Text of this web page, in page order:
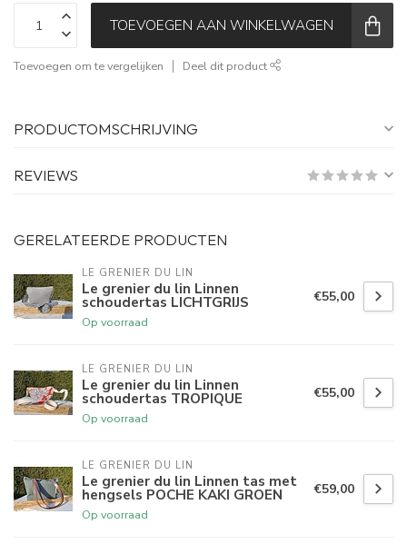
TOEVOEGEN AAN WINKELWAGEN
Toevoegen om te vergelijken Deel dit product
PRODUCTOMSCHRIJVING
REVIEWS
GERELATEERDE PRODUCTEN
LE GRENIER DU LIN
Le grenier du lin Linnen
schoudertas LICHTGRIJS
Op voorraad
€55,00
LE GRENIER DU LIN
Le grenier du lin Linnen
schoudertas TROPIQUE
Op voorraad
€55,00
LE GRENIER DU LIN
Le grenier du lin Linnen tas met
hengsels POCHE KAKI GROEN
Op voorraad
€59,00